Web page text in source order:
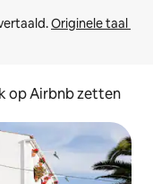
Originele taal
op Airbnb zetten